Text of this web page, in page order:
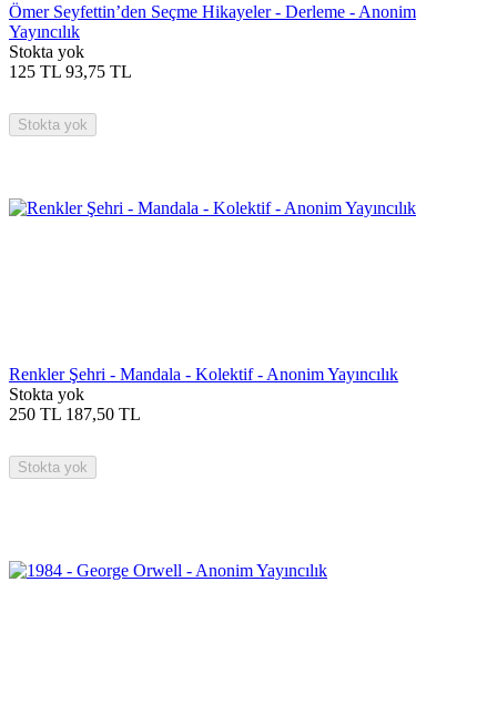
Ömer Seyfettin’den Seçme Hikayeler - Derleme - Anonim
Yayıncılık
Stokta yok
125 TL 93,75 TL
Stokta yok
Renkler Şehri - Mandala - Kolektif - Anonim Yayıncılık
Stokta yok
250 TL 187,50 TL
Stokta yok